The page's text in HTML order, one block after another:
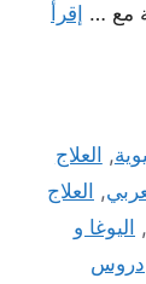
مع … إقرأ
, العلاج
, العلاج
, اليوغا و
دروس